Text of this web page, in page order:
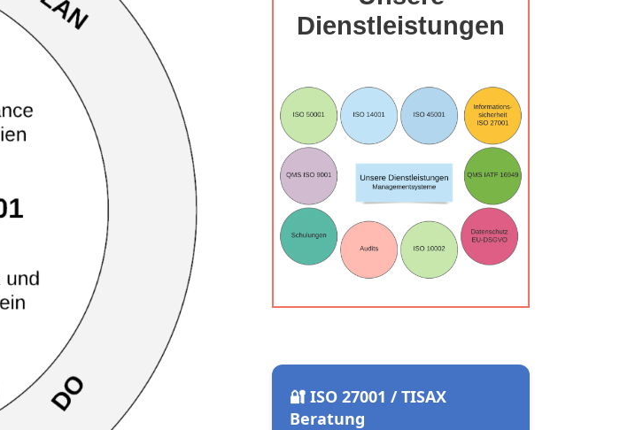
Dienstleistungen
🔐 ISO 27001 / TISAX
Beratung